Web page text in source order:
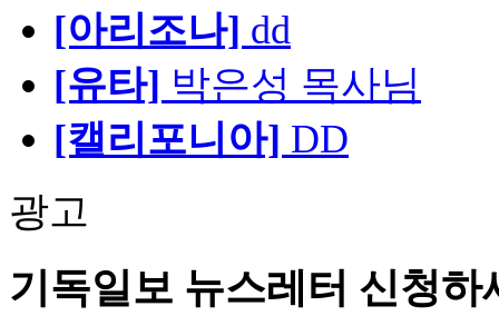
[아리조나] dd
[유타] 박은성 목사님
[캘리포니아] DD
광고
기독일보 뉴스레터 신청하